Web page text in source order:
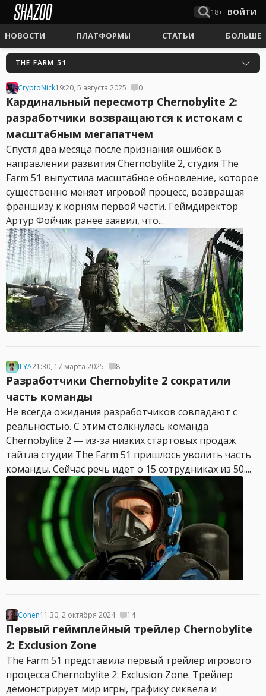
18+ ВОЙТИ
НОВОСТИ ПЛАТФОРМЫ СТАТЬИ БОЛЬШЕ
THE FARM 51
CryptoNick19:20, 5 августа 2025 0
Кардинальный пересмотр Chernobylite 2:
разработчики возвращаются к истокам с
масштабным мегапатчем
Спустя два месяца после признания ошибок в
направлении развития Chernobylite 2, студия The
Farm 51 выпустила масштабное обновление, которое
существенно меняет игровой процесс, возвращая
франшизу к корням первой части. Геймдиректор
Артур Фойчик ранее заявил, что...
ILYA21:30, 17 марта 2025 8
Разработчики Chernobylite 2 сократили
часть команды
Не всегда ожидания разработчиков совпадают с
реальностью. С этим столкнулась команда
Chernobylite 2 — из-за низких стартовых продаж
тайтла студии The Farm 51 пришлось уволить часть
команды. Сейчас речь идет о 15 сотрудниках из 50....
Cohen11:30, 2 октября 2024 14
Первый геймплейный трейлер Chernobylite
2: Exclusion Zone
The Farm 51 представила первый трейлер игрового
процесса Chernobylite 2: Exclusion Zone. Трейлер
демонстрирует мир игры, графику сиквела и